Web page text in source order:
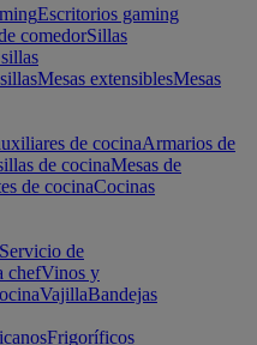
Escritorios gaming
comedorSillas
Mesas extensiblesMesas
de cocinaArmarios de
de cocinaMesas de
de cocinaCocinas
Servicio de
chefVinos y
VajillaBandejas
Frigoríficos